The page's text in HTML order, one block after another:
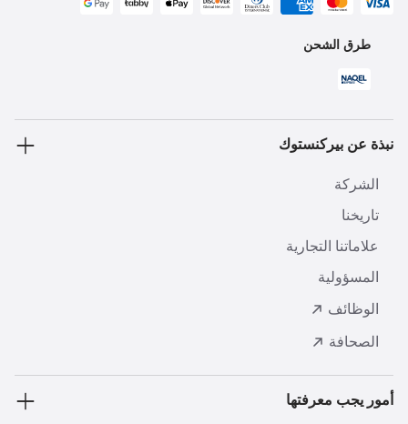
طرق الشحن
نبذة عن بيركنستوك
الشركة
تاريخنا
علاماتنا التجارية
المسؤولية
الوظائف
الصحافة
أمور يجب معرفتها